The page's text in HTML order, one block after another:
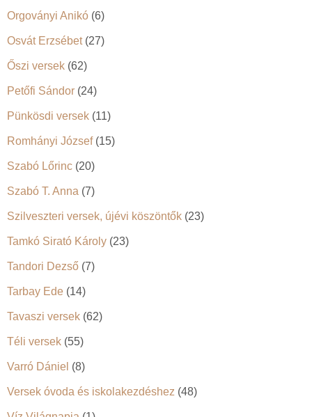
Orgoványi Anikó (6)
Osvát Erzsébet(27)
Őszi versek (62)
Petőfi Sándor (24)
Pünkösdi versek (11)
Romhányi József(15)
Szabó Lőrinc (20)
Szabó T. Anna (7)
Szilveszteri versek, újévi köszöntők (23)
Tamkó Sirató Károly (23)
Tandori Dezső (7)
Tarbay Ede (14)
Tavaszi versek (62)
Téli versek (55)
Varró Dániel (8)
Versek óvoda és iskolakezdéshez (48)